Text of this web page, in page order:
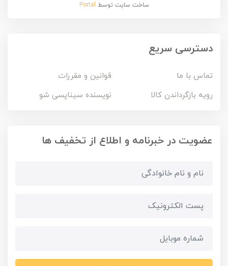
ساخت سایت توسط Portal
دسترسی سریع
تماس با ما
قوانین و مقررات
رویه بازگرداندن کالا
نویسنده سیناپسی شو
عضویت در خبرنامه و اطلاع از تخفیف ها